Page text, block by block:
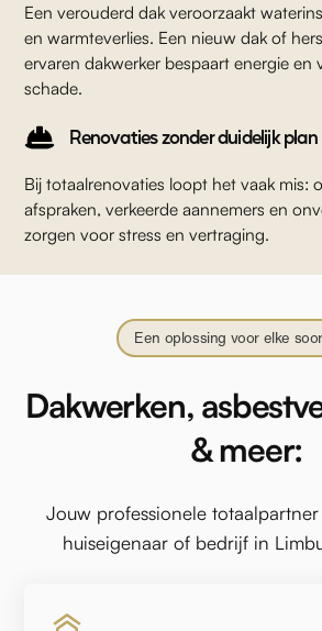
Een verouderd dak veroorzaakt
en warmteverlies. Een nieuw dak of
ervaren dakwerker bespaart energie en
schade.
Renovaties zonder duidelijk plan
Bij totaalrenovaties loopt het vaak mis:
afspraken, verkeerde aannemers en
zorgen voor stress en vertraging.
Een oplossing voor elke
Dakwerken,
& meer:
Jouw professionele
huiseigenaar of bedrijf in